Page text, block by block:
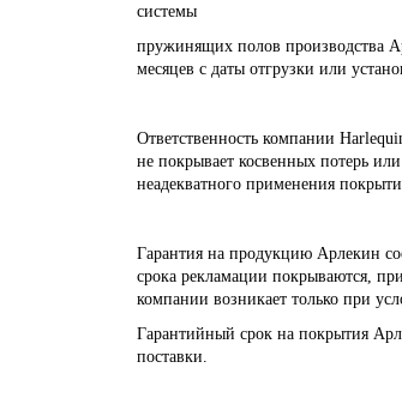
системы
пружинящих полов производства
месяцев с даты отгрузки или
Ответственность компании
не покрывает косвенных потерь
неадекватного применения
Гарантия на продукцию Арлекин
срока рекламации покрываются,
компании возникает только при
Гарантийный срок на покрытия
поставки.